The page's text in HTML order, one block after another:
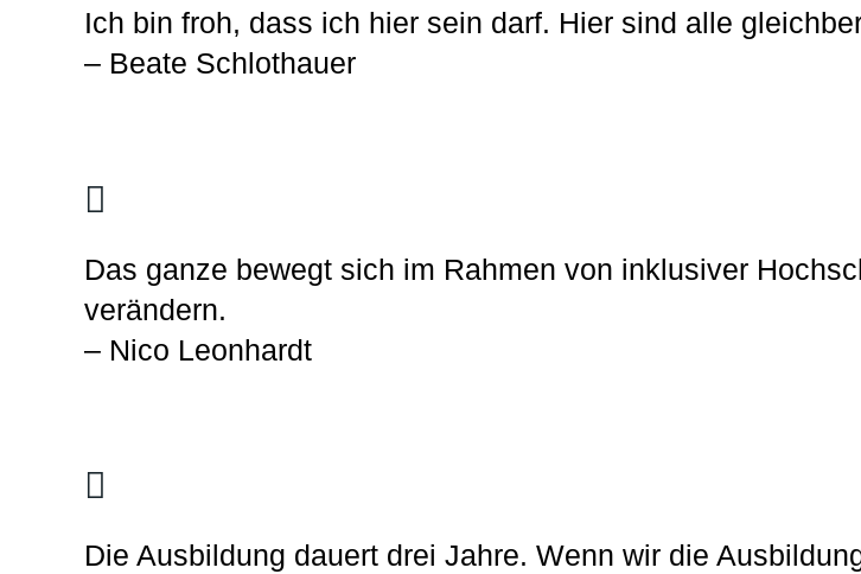
Ich bin froh, dass ich hier sein darf. Hier sind alle
– Beate Schlothauer
Das ganze bewegt sich im Rahmen von inklusiver
verändern.
– Nico Leonhardt
Die Ausbildung dauert drei Jahre. Wenn wir die